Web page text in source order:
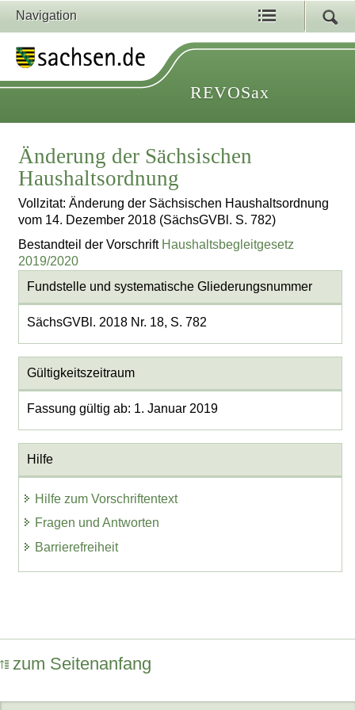
Navigation
REVOSax
Änderung der Sächsischen
Haushaltsordnung
Vollzitat: Änderung der Sächsischen Haushaltsordnung
vom 14. Dezember 2018 (SächsGVBl. S. 782)
Bestandteil der Vorschrift Haushaltsbegleitgesetz
2019/2020
Fundstelle und systematische Gliederungsnummer
SächsGVBl. 2018 Nr. 18, S. 782
Gültigkeitszeitraum
Fassung gültig ab: 1. Januar 2019
Hilfe
Hilfe zum Vorschriftentext
Fragen und Antworten
Barrierefreiheit
zum Seitenanfang